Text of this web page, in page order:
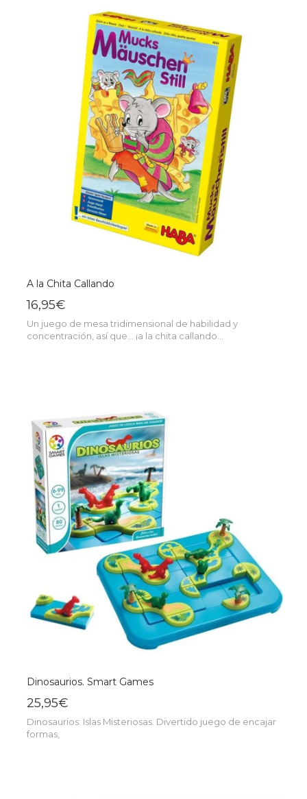
A la Chita Callando
16,95€
Un juego de mesa tridimensional de habilidad y
concentración, así que... ¡a la chita callando...
Dinosaurios. Smart Games
25,95€
Dinosaurios: Islas Misteriosas. Divertido juego de encajar
formas,